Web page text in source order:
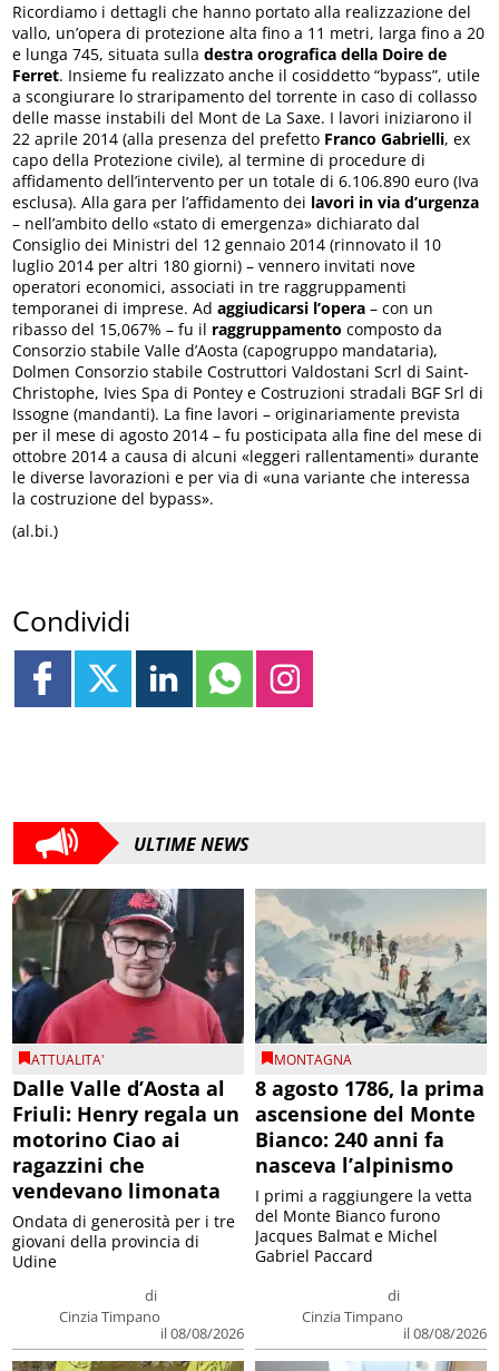
Ricordiamo i dettagli che hanno portato alla realizzazione del
vallo, un’opera di protezione alta fino a 11 metri, larga fino a 20
e lunga 745, situata sulladestra orografica della Doire de
Ferret. Insieme fu realizzato anche il cosiddetto “bypass”, utile
a scongiurare lo straripamento del torrente in caso di collasso
delle masse instabili del Mont de La Saxe. I lavori iniziarono il
22 aprile 2014 (alla presenza del prefetto Franco Gabrielli, ex
capo della Protezione civile), al termine di procedure di
affidamento dell’intervento per un totale di 6.106.890 euro (Iva
esclusa). Alla gara per l’affidamento dei lavori in via d’urgenza
– nell’ambito dello «stato di emergenza» dichiarato dal
Consiglio dei Ministri del 12 gennaio 2014 (rinnovato il 10
luglio 2014 per altri 180 giorni) – vennero invitati nove
operatori economici, associati in tre raggruppamenti
temporanei di imprese. Adaggiudicarsi l’opera– con un
ribasso del 15,067% – fu il raggruppamento composto da
Consorzio stabile Valle d’Aosta (capogruppo mandataria),
Dolmen Consorzio stabile Costruttori Valdostani Scrl di Saint-
Christophe, Ivies Spa di Pontey e Costruzioni stradali BGF Srl di
Issogne (mandanti). La fine lavori – originariamente prevista
per il mese di agosto 2014 – fu posticipata alla fine del mese di
ottobre 2014 a causa di alcuni «leggeri rallentamenti» durante
le diverse lavorazioni e per via di «una variante che interessa
la costruzione del bypass».
(al.bi.)
Condividi
ULTIME NEWS
ATTUALITA'
Dalle Valle d’Aosta al
Friuli: Henry regala un
motorino Ciao ai
ragazzini che
vendevano limonata
di
Cinzia Timpano
il 08/08/2026
Ondata di generosità per i tre
giovani della provincia di
Udine
MONTAGNA
8 agosto 1786, la prima
ascensione del Monte
Bianco: 240 anni fa
nasceva l’alpinismo
di
Cinzia Timpano
il 08/08/2026
I primi a raggiungere la vetta
del Monte Bianco furono
Jacques Balmat e Michel
Gabriel Paccard